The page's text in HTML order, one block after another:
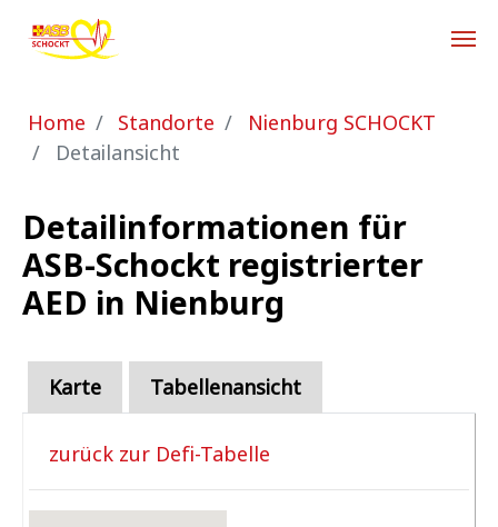
Zum Hauptinhalt springen
Sie sind hier:
Home Standorte
Nienburg SCHOCKT
Detailansicht
Detailinformationen für
ASB-Schockt registrierter
AED in Nienburg
Karte Tabellenansicht
zurück zur Defi-Tabelle